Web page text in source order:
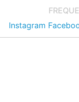
Instagram